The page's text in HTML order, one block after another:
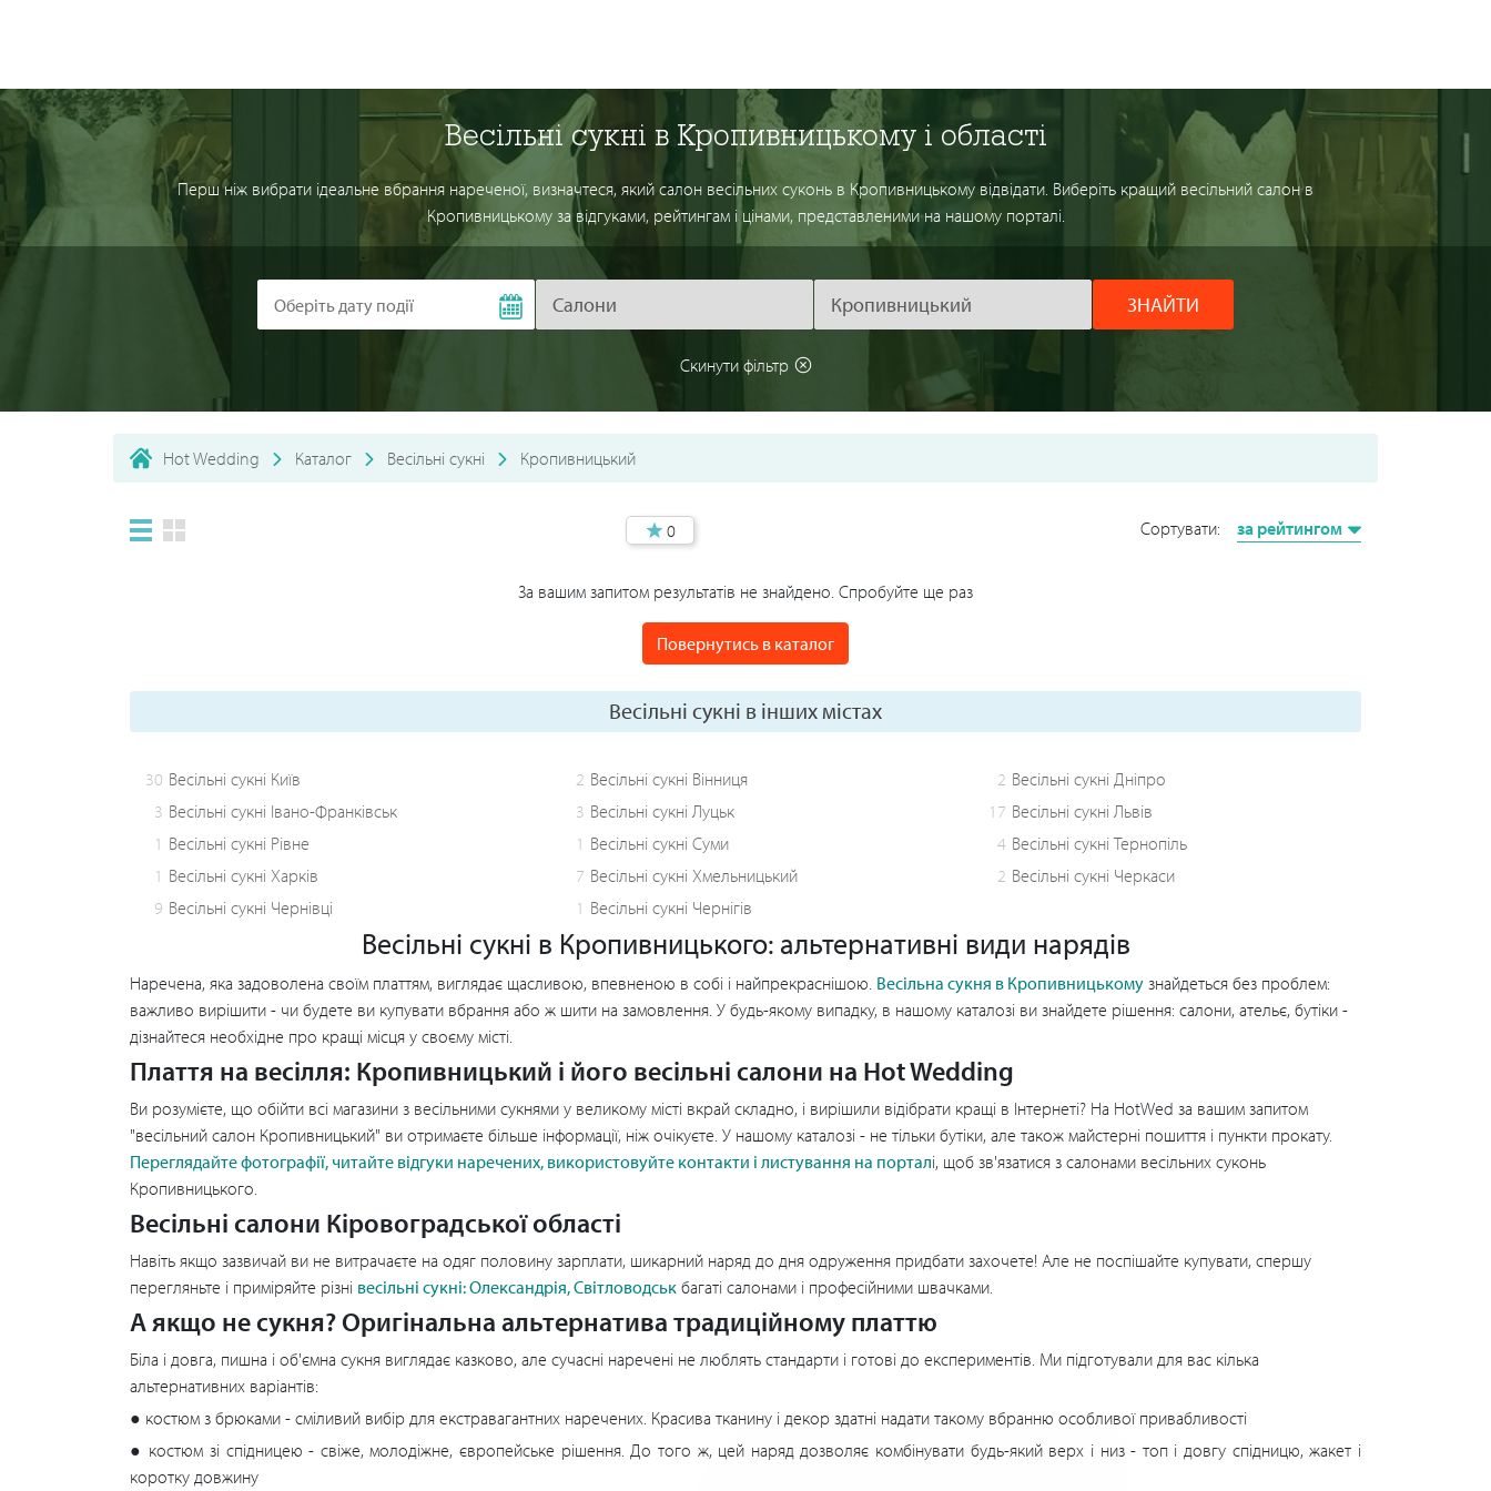
Весільні сукні в Кропивницькому і області
Перш ніж вибрати ідеальне вбрання нареченої, визначтеся, який салон весільних суконь в Кропивницькому відвідати. Виберіть кращий весільний салон в
Кропивницькому за відгуками, рейтингам і цінами, представленими на нашому порталі.
ЗНАЙТИ
Скинути фільтр
Hot Wedding Каталог Весільні сукні Кропивницький
0 Сортувати: за рейтингом
За вашим запитом результатів не знайдено. Спробуйте ще раз
Повернутись в каталог
Весільні сукні в інших містах
30 Весільні сукні Київ 2 Весільні сукні Вінниця 2 Весільні сукні Дніпро
3 Весільні сукні Івано-Франківськ 3 Весільні сукні Луцьк 17 Весільні сукні Львів
1 Весільні сукні Рівне 1 Весільні сукні Суми 4 Весільні сукні Тернопіль
1 Весільні сукні Харків 7 Весільні сукні Хмельницький 2 Весільні сукні Черкаси
9 Весільні сукні Чернівці 1 Весільні сукні Чернігів
Весільні сукні в Кропивницького: альтернативні види нарядів
Наречена, яка задоволена своїм платтям, виглядає щасливою, впевненою в собі і найпрекраснішою. Весільна сукня в Кропивницькому знайдеться без проблем:
важливо вирішити - чи будете ви купувати вбрання або ж шити на замовлення. У будь-якому випадку, в нашому каталозі ви знайдете рішення: салони, ательє, бутіки -
дізнайтеся необхідне про кращі місця у своєму місті.
Плаття на весілля: Кропивницький і його весільні салони на Hot Wedding
Ви розумієте, що обійти всі магазини з весільними сукнями у великому місті вкрай складно, і вирішили відібрати кращі в Інтернеті? На HotWed за вашим запитом
"весільний салон Кропивницький" ви отримаєте більше інформації, ніж очікуєте. У нашому каталозі - не тільки бутіки, але також майстерні пошиття і пункти прокату.
Переглядайте фотографії, читайте відгуки наречених, використовуйте контакти і листування на порталі, щоб зв'язатися з салонами весільних суконь
Кропивницького.
Весільні салони Кіровоградської області
Навіть якщо зазвичай ви не витрачаєте на одяг половину зарплати, шикарний наряд до дня одруження придбати захочете! Але не поспішайте купувати, спершу
перегляньте і приміряйте різні весільні сукні: Олександрія, Світловодськ багаті салонами і професійними швачками.
А якщо не сукня? Оригінальна альтернатива традиційному платтю
Біла і довга, пишна і об'ємна сукня виглядає казково, але сучасні наречені не люблять стандарти і готові до експериментів. Ми підготували для вас кілька
альтернативних варіантів:
● костюм з брюками - сміливий вибір для екстравагантних наречених. Красива тканину і декор здатні надати такому вбранню особливої ​​привабливості
● костюм зі спідницею - свіже, молодіжне, європейське рішення. До того ж, цей наряд дозволяє комбінувати будь-який верх і низ - топ і довгу спідницю, жакет і
коротку довжину